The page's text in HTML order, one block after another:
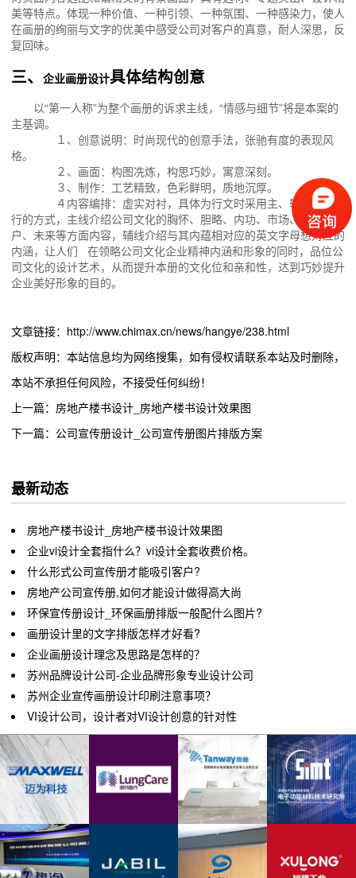
美等特点。体现一种价值、一种引领、一种氛围、一种感染力，使人
在画册的绚丽与文字的优美中感受公司对客户的真意，耐人深思，反
复回味。
三、 企业画册设计具体结构创意
以“第一人称”为整个画册的诉求主线，“情感与细节”将是本案的
主基调。
１、创意说明：时尚现代的创意手法，张驰有度的表现风
格。
２、画面：构图冼炼，构思巧妙，寓意深刻。
３、制作：工艺精致，色彩鲜明，质地沉厚。
４内容编排：虚实对衬，具体为行文时采用主、辅两条线并
行的方式，主线介绍公司文化的胸怀、胆略、内功、市场、文化、客
户、未来等方面内容，辅线介绍与其内蕴相对应的英文字母想对应的
内涵，让人们 在领略公司文化企业精神内涵和形象的同时，品位公
司文化的设计艺术，从而提升本册的文化位和亲和性，达到巧妙提升
企业美好形象的目的。
文章链接：http://www.chimax.cn/news/hangye/238.html
版权声明：本站信息均为网络搜集，如有侵权请联系本站及时删除，
本站不承担任何风险，不接受任何纠纷！
上一篇：房地产楼书设计_房地产楼书设计效果图
下一篇：公司宣传册设计_公司宣传册图片排版方案
最新动态
房地产楼书设计_房地产楼书设计效果图
企业vi设计全套指什么？vi设计全套收费价格。
什么形式公司宣传册才能吸引客户?
房地产公司宣传册,如何才能设计做得高大尚
环保宣传册设计_环保画册排版一般配什么图片?
画册设计里的文字排版怎样才好看?
企业画册设计理念及思路是怎样的？
苏州品牌设计公司-企业品牌形象专业设计公司
苏州企业宣传画册设计印刷注意事项？
VI设计公司，设计者对VI设计创意的针对性